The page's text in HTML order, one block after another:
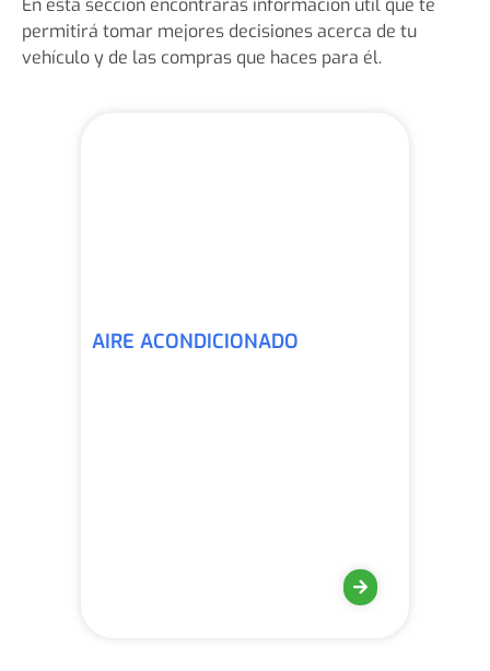
En esta sección encontrarás información útil que te
permitirá tomar mejores decisiones acerca de tu
vehículo y de las compras que haces para él.
AIRE ACONDICIONADO